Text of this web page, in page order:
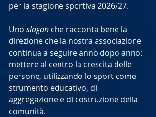
per la stagione sportiva 2026/27.
Uno slogan che racconta bene la
direzione che la nostra associazione
continua a seguire anno dopo anno:
mettere al centro la crescita delle
persone, utilizzando lo sport come
strumento educativo, di
aggregazione e di costruzione della
comunità.